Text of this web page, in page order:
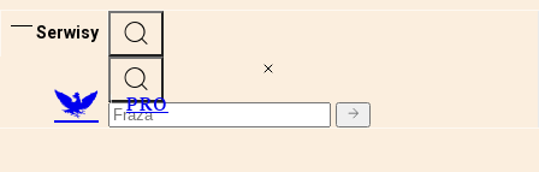
Serwisy
PRO